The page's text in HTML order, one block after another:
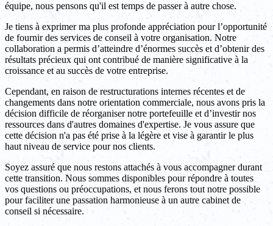
équipe, nous pensons qu'il est temps de passer à autre chose.
Je tiens à exprimer ma plus profonde appréciation pour l’opportunité
de fournir des services de conseil à votre organisation. Notre
collaboration a permis d’atteindre d’énormes succès et d’obtenir des
résultats précieux qui ont contribué de manière significative à la
croissance et au succès de votre entreprise.
Cependant, en raison de restructurations internes récentes et de
changements dans notre orientation commerciale, nous avons pris la
décision difficile de réorganiser notre portefeuille et d’investir nos
ressources dans d'autres domaines d'expertise. Je vous assure que
cette décision n'a pas été prise à la légère et vise à garantir le plus
haut niveau de service pour nos clients.
Soyez assuré que nous restons attachés à vous accompagner durant
cette transition. Nous sommes disponibles pour répondre à toutes
vos questions ou préoccupations, et nous ferons tout notre possible
pour faciliter une passation harmonieuse à un autre cabinet de
conseil si nécessaire.